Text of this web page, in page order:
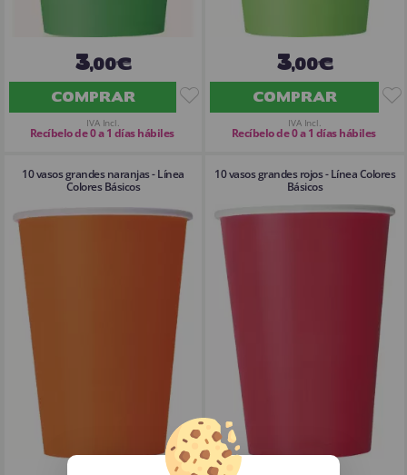
3,00€
COMPRAR
IVA Incl.
Recíbelo de 0 a 1 días hábiles
3,00€
COMPRAR
IVA Incl.
Recíbelo de 0 a 1 días hábiles
10 vasos grandes naranjas - Línea
Colores Básicos
10 vasos grandes rojos - Línea Colores
Básicos